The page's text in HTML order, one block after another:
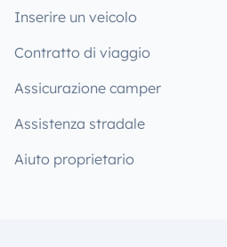
Inserire un veicolo
Contratto di viaggio
Assicurazione camper
Assistenza stradale
Aiuto proprietario